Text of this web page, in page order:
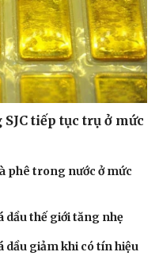
sĩ
trang
Việt
tiếp tục trụ ở mức
phê trong nước ở mức
dầu thế giới tăng nhẹ
dầu giảm khi có tín hiệu